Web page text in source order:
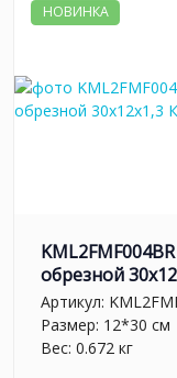
НОВИНКА
обрезной
Артикул:
Размер: 12*30 см
Вес: 0.672 кг